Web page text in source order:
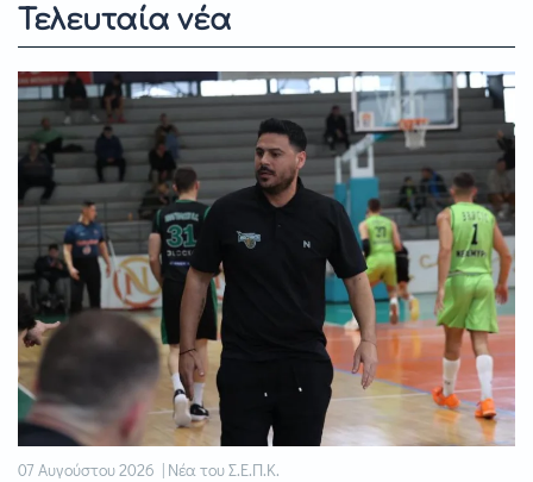
Τελευταία νέα
07 Αυγούστου 2026 | Νέα του Σ.Ε.Π.Κ.